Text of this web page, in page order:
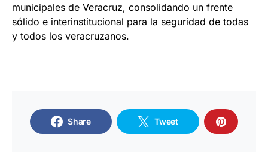
municipales de Veracruz, consolidando un frente
sólido e interinstitucional para la seguridad de todas
y todos los veracruzanos.
Share Tweet